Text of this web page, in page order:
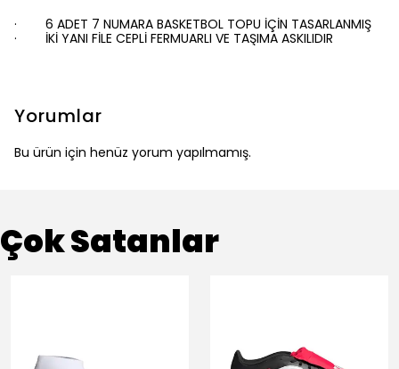
·
6 ADET 7 NUMARA BASKETBOL TOPU İÇİN TASARLANMIŞ
·
İKİ YANI FİLE CEPLİ FERMUARLI VE TAŞIMA ASKILIDIR
Yorumlar
Bu ürün için henüz yorum yapılmamış.
Çok Satanlar